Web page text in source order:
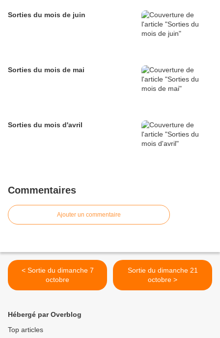
Sorties du mois de juin
Sorties du mois de mai
Sorties du mois d'avril
Commentaires
Ajouter un commentaire
< Sortie du dimanche 7
octobre
Sortie du dimanche 21
octobre >
Hébergé par Overblog
Top articles